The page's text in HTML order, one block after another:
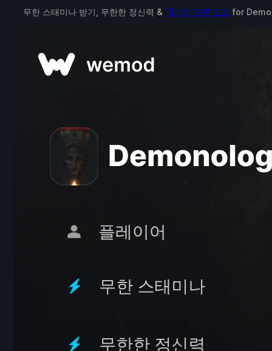
무한 스태미나 받기, 무한한 정신력 & 13개의 다른 모드 for